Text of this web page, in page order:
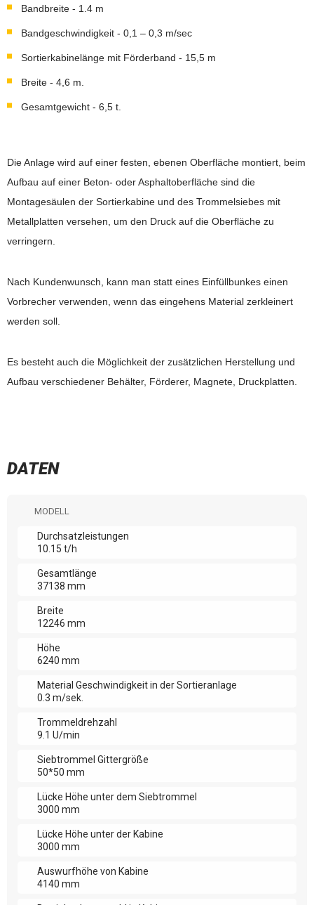
Bandbreite - 1.4 m
Bandgeschwindigkeit - 0,1 – 0,3 m/sec
Sortierkabinelänge mit Förderband - 15,5 m
Breite - 4,6 m.
Gesamtgewicht - 6,5 t.
Die Anlage wird auf einer festen, ebenen Oberfläche montiert, beim
Aufbau auf einer Beton- oder Asphaltoberfläche sind die
Montagesäulen der Sortierkabine und des Trommelsiebes mit
Metallplatten versehen, um den Druck auf die Oberfläche zu
verringern.
Nach Kundenwunsch, kann man statt eines Einfüllbunkes einen
Vorbrecher verwenden, wenn das eingehens Material zerkleinert
werden soll.
Es besteht auch die Möglichkeit der zusätzlichen Herstellung und
Aufbau verschiedener Behälter, Förderer, Magnete, Druckplatten.
DATEN
MODELL
Durchsatzleistungen
10.15 t/h
Gesamtlänge
37138 mm
Breite
12246 mm
Höhe
6240 mm
Material Geschwindigkeit in der Sortieranlage
0.3 m/sek.
Trommeldrehzahl
9.1 U/min
Siebtrommel Gittergröße
50*50 mm
Lücke Höhe unter dem Siebtrommel
3000 mm
Lücke Höhe unter der Kabine
3000 mm
Auswurfhöhe von Kabine
4140 mm